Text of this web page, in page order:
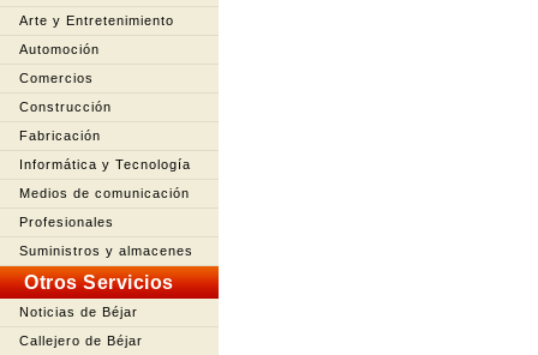
Arte y Entretenimiento
Automoción
Comercios
Construcción
Fabricación
Informática y Tecnología
Medios de comunicación
Profesionales
Suministros y almacenes
Otros Servicios
Noticias de Béjar
Callejero de Béjar